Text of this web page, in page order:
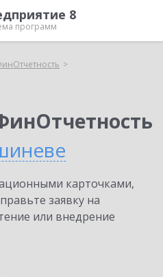
8
программ
карточками,
заявку на
или внедрение